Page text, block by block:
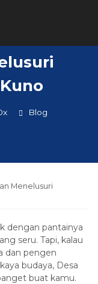
Blog
Menelusuri
dengan pantainya
seru. Tapi, kalau
dan pengen
budaya, Desa
buat kamu.